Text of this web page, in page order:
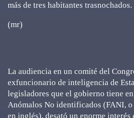
más de tres habitantes trasnochados.
(mr)
La audiencia en un comité del
exfuncionario de inteligencia de
legisladores que el gobierno tiene
Anómalos No identificados (FANI, o
en inglés), desató un enorme interés